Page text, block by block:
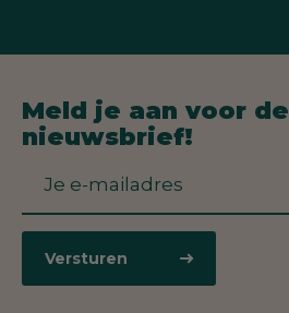
Meld je aan voor de
nieuwsbrief!
Versturen